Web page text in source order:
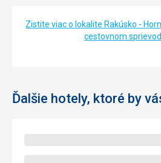
Zistite viac o lokalite Rakúsko -
cestovnom
Ďalšie hotely, ktoré by